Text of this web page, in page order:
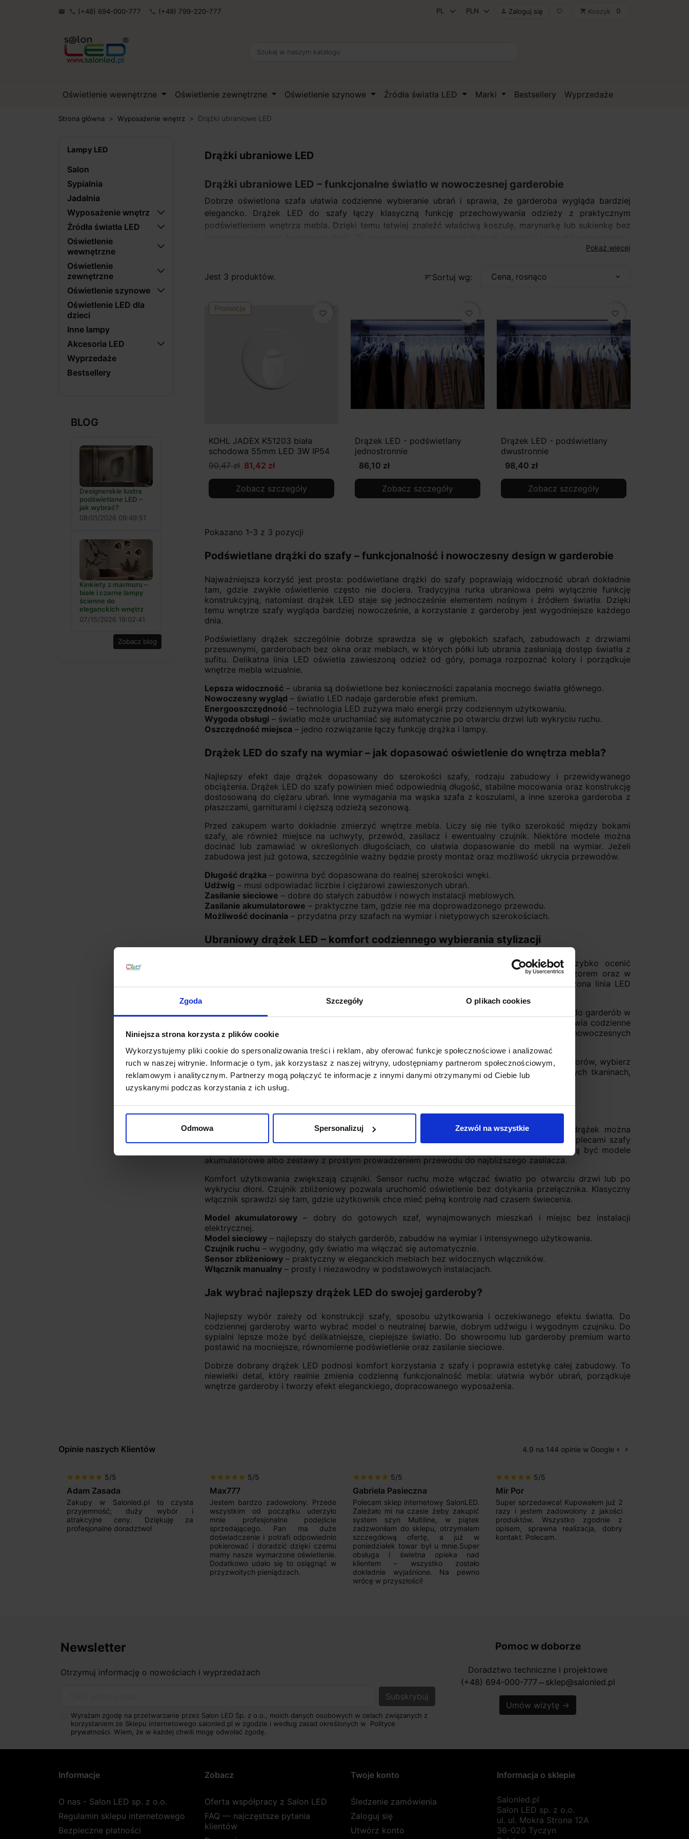
Zgoda Szczegóły O plikach cookies
Niniejsza strona korzysta z plików cookie
Wykorzystujemy pliki cookie do spersonalizowania treści i reklam, aby oferować funkcje społecznościowe i analizować
ruch w naszej witrynie. Informacje o tym, jak korzystasz z naszej witryny, udostępniamy partnerom społecznościowym,
reklamowym i analitycznym. Partnerzy mogą połączyć te informacje z innymi danymi otrzymanymi od Ciebie lub
uzyskanymi podczas korzystania z ich usług.
Odmowa Spersonalizuj Zezwól na wszystkie
 phone (+48) 694-000-777 phone (+48) 799-220-777  Zaloguj się favorite_border shopping_cart Koszyk 0
Oświetlenie wewnętrzne Oświetlenie zewnętrzne Oświetlenie szynowe Źródła światła LED Marki Bestsellery Wyprzedaże
Strona główna Wyposażenie wnętrz Drążki ubraniowe LED
Lampy LED
Salon
Sypialnia
Jadalnia
Wyposażenie wnętrz
Źródła światła LED
Oświetlenie
wewnętrzne
Oświetlenie
zewnętrzne
Oświetlenie szynowe
Oświetlenie LED dla
dzieci
Inne lampy
Akcesoria LED
Wyprzedaże
Bestsellery
BLOG
Designerskie lustra
podświetlane LED –
jak wybrać?
08/01/2026 09:49:51
Kinkiety z marmuru –
białe i czarne lampy
ścienne do
eleganckich wnętrz
07/15/2026 19:02:41
Zobacz blog
Drążki ubraniowe LED
Drążki ubraniowe LED – funkcjonalne światło w nowoczesnej garderobie
Dobrze oświetlona szafa ułatwia codzienne wybieranie ubrań i sprawia, że garderoba wygląda bardziej
elegancko. Drążek LED do szafy łączy klasyczną funkcję przechowywania odzieży z praktycznym
podświetleniem wnętrza mebla. Dzięki temu łatwiej znaleźć właściwą koszulę, marynarkę lub sukienkę bez
Pokaż więcej
Jest 3 produktów. sortSortuj wg: Cena, rosnąco expand_more
Promocja
favorite_border
KOHL JADEX K51203 biała
schodowa 55mm LED 3W IP54
90,47 zł 81,42 zł
Zobacz szczegóły
favorite_border
Drążek LED - podświetlany
jednostronnie
86,10 zł
Zobacz szczegóły
favorite_border
Drążek LED - podświetlany
dwustronnie
98,40 zł
Zobacz szczegóły
Pokazano 1-3 z 3 pozycji
Podświetlane drążki do szafy – funkcjonalność i nowoczesny design w garderobie
Najważniejsza korzyść jest prosta: podświetlane drążki do szafy poprawiają widoczność ubrań dokładnie
tam, gdzie zwykłe oświetlenie często nie dociera. Tradycyjna rurka ubraniowa pełni wyłącznie funkcję
konstrukcyjną, natomiast drążek LED staje się jednocześnie elementem nośnym i źródłem światła. Dzięki
temu wnętrze szafy wygląda bardziej nowocześnie, a korzystanie z garderoby jest wygodniejsze każdego
dnia.
Podświetlany drążek szczególnie dobrze sprawdza się w głębokich szafach, zabudowach z drzwiami
przesuwnymi, garderobach bez okna oraz meblach, w których półki lub ubrania zasłaniają dostęp światła z
sufitu. Delikatna linia LED oświetla zawieszoną odzież od góry, pomaga rozpoznać kolory i porządkuje
wnętrze mebla wizualnie.
Lepsza widoczność – ubrania są doświetlone bez konieczności zapalania mocnego światła głównego.
Nowoczesny wygląd – światło LED nadaje garderobie efekt premium.
Energooszczędność – technologia LED zużywa mało energii przy codziennym użytkowaniu.
Wygoda obsługi – światło może uruchamiać się automatycznie po otwarciu drzwi lub wykryciu ruchu.
Oszczędność miejsca – jedno rozwiązanie łączy funkcję drążka i lampy.
Drążek LED do szafy na wymiar – jak dopasować oświetlenie do wnętrza mebla?
Najlepszy efekt daje drążek dopasowany do szerokości szafy, rodzaju zabudowy i przewidywanego
obciążenia. Drążek LED do szafy powinien mieć odpowiednią długość, stabilne mocowania oraz konstrukcję
dostosowaną do ciężaru ubrań. Inne wymagania ma wąska szafa z koszulami, a inne szeroka garderoba z
płaszczami, garniturami i cięższą odzieżą sezonową.
Przed zakupem warto dokładnie zmierzyć wnętrze mebla. Liczy się nie tylko szerokość między bokami
szafy, ale również miejsce na uchwyty, przewód, zasilacz i ewentualny czujnik. Niektóre modele można
docinać lub zamawiać w określonych długościach, co ułatwia dopasowanie do mebli na wymiar. Jeżeli
zabudowa jest już gotowa, szczególnie ważny będzie prosty montaż oraz możliwość ukrycia przewodów.
Długość drążka – powinna być dopasowana do realnej szerokości wnęki.
Udźwig – musi odpowiadać liczbie i ciężarowi zawieszonych ubrań.
Zasilanie sieciowe – dobre do stałych zabudów i nowych instalacji meblowych.
Zasilanie akumulatorowe – praktyczne tam, gdzie nie ma doprowadzonego przewodu.
Możliwość docinania – przydatna przy szafach na wymiar i nietypowych szerokościach.
Ubraniowy drążek LED – komfort codziennego wybierania stylizacji
Największą zaletą takiego rozwiązania jest wygoda: ubraniowy drążek LED pozwala szybko ocenić
zawartość szafy bez przeszukiwania jej po omacku. To szczególnie przydatne rano, wieczorem oraz w
sypialniach, gdzie nie zawsze chcemy włączać mocne światło sufitowe. Dobrze rozmieszczona linia LED
Duże znaczenie ma barwa światła. Ciepła biel tworzy przyjemny, miękki efekt i dobrze pasuje do garderób w
sypialni. Neutralna biel jest najbardziej praktyczna, ponieważ lepiej oddaje kolory tkanin i ułatwia codzienne
zestawianie ubrań. Zimna biel daje bardziej techniczny efekt, dlatego sprawdzi się głównie w nowoczesnych
Warto zwrócić uwagę także na jakość światła. Jeżeli zależy Ci na realistycznym odbiorze kolorów, wybierz
model o dobrym współczynniku oddawania barw. Ma to znaczenie zwłaszcza przy ciemnych tkaninach,
odcieniach granatu, czerni, beżu i szarości, które w słabym świetle mogą wyglądać podobnie.
Montaż i zasilanie – co warto wiedzieć wybierając podświetlany drążek?
Najbezpieczniej zaplanować zasilanie jeszcze przed montażem szafy, ale podświetlany drążek można
zastosować także w gotowych meblach. W nowych zabudowach przewody warto ukryć za plecami szafy
lub w bocznych elementach konstrukcji. W istniejących meblach dobrym rozwiązaniem mogą być modele
akumulatorowe albo zestawy z prostym prowadzeniem przewodu do najbliższego zasilacza.
Komfort użytkowania zwiększają czujniki. Sensor ruchu może włączać światło po otwarciu drzwi lub po
wykryciu dłoni. Czujnik zbliżeniowy pozwala uruchomić oświetlenie bez dotykania przełącznika. Klasyczny
włącznik sprawdzi się tam, gdzie użytkownik chce mieć pełną kontrolę nad czasem świecenia.
Model akumulatorowy – dobry do gotowych szaf, wynajmowanych mieszkań i miejsc bez instalacji
elektrycznej.
Model sieciowy – najlepszy do stałych garderób, zabudów na wymiar i intensywnego użytkowania.
Czujnik ruchu – wygodny, gdy światło ma włączać się automatycznie.
Sensor zbliżeniowy – praktyczny w eleganckich meblach bez widocznych włączników.
Włącznik manualny – prosty i niezawodny w podstawowych instalacjach.
Jak wybrać najlepszy drążek LED do swojej garderoby?
Najlepszy wybór zależy od konstrukcji szafy, sposobu użytkowania i oczekiwanego efektu światła. Do
codziennej garderoby warto wybrać model o neutralnej barwie, dobrym udźwigu i wygodnym czujniku. Do
sypialni lepsze może być delikatniejsze, cieplejsze światło. Do showroomu lub garderoby premium warto
postawić na mocniejsze, równomierne podświetlenie oraz zasilanie sieciowe.
Dobrze dobrany drążek LED podnosi komfort korzystania z szafy i poprawia estetykę całej zabudowy. To
niewielki detal, który realnie zmienia codzienną funkcjonalność mebla: ułatwia wybór ubrań, porządkuje
wnętrze garderoby i tworzy efekt eleganckiego, dopracowanego wyposażenia.
Opinie naszych Klientów 4.9 na 144 opinie w Google Poprzedni
keyboard_arrow_left Następny
keyboard_arrow_right
star star star star star 5/5
Adam Zasada
Zakupy w Salonled.pl to czysta
przyjemność; duży wybór i
atrakcyjne ceny. Dziękuję za
profesjonalne doradztwo!
star star star star star 5/5
Max777
Jestem bardzo zadowolony. Przede
wszystkim od początku uderzyło
mnie profesjonalne podejście
sprzedającego. Pan ma duże
doświadczenie i potrafi odpowiednio
pokierować i doradzić dzięki czemu
mamy nasze wymarzone oświetlenie.
Dodatkowo udało się to osiągnąć w
przyzwoitych pieniądzach.
star star star star star 5/5
Gabriela Pasieczna
Polecam sklep internetowy SalonLED.
Zależało mi na czasie żeby zakupić
system szyn Multiline, w piątek
zadzwoniłam do sklepu, otrzymałam
szczegółową ofertę, a już w
poniedziałek towar był u mnie.Super
obsługa i świetna opieka nad
klientem – wszystko zostało
dokładnie wyjaśnione. Na pewno
wrócę w przyszłości!
star star star star star 5/5
Mir Por
Super sprzedawca! Kupowałem już 2
razy i jestem zadowolony z jakości
produktów. Wszystko zgodnie z
opisem, sprawna realizacja, dobry
kontakt. Polecam.
Newsletter
Otrzymuj informację o nowościach i wyprzedażach
Wyrażam zgodę na przetwarzanie przez Salon LED Sp. z o.o., moich danych osobowych w celach związanych z
korzystaniem ze Sklepu internetowego salonled.pl w zgodzie i według zasad określonych w Polityce
prywatności. Wiem, że w każdej chwili mogę odwołać zgodę.
Pomoc w doborze
Doradztwo techniczne i projektowe
(+48) 694-000-777 horizontal_rule sklep@salonled.pl
Umów wizytę →
Informacje
O nas - Salon LED sp. z o.o.
Regulamin sklepu internetowego
Bezpieczne płatności
Zobacz
Oferta współpracy z Salon LED
FAQ — najczęstsze pytania
klientów
Twoje konto
Śledzenie zamówienia
Zaloguj się
Utwórz konto
Informacja o sklepie
Salonled.pl
Salon LED sp. z o.o.
ul. ul. Mokra Strona 12A
36-020 Tyczyn